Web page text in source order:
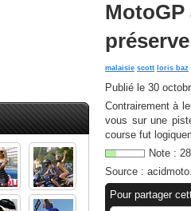
malaisie scott loris baz
Publié le 30
Contrairement à
vous sur une
course fut
Note : 28
Source :
Pour partager